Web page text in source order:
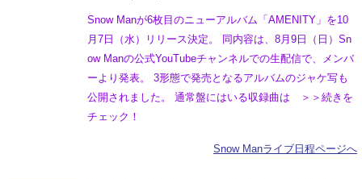
Snow Manが6枚目のニューアルバム「AMENITY」を10
月7日（水）リリース決定。 同内容は、8月9日（日）Sn
ow Manの公式YouTubeチャンネルでの生配信で、メンバ
ーより発表。 3形態で発売となるアルバムのジャケ写も
公開されました。 通常盤にはいる収録曲は ＞＞続きを
チェック！
Snow Manライブ日程ページへ